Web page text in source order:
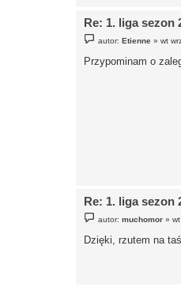
Re: 1. liga sezon
o
t
autor:Etienne »wt
Przypominam o
Re: 1. liga sezon
o
s
t
autor:muchomor »
Dzięki, rzutem na